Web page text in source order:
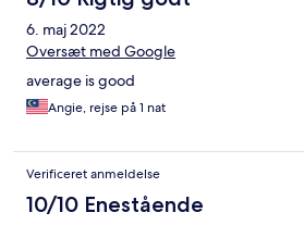
6. maj 2022
Oversæt med Google
average is good
Angie, rejse på 1 nat
Verificeret anmeldelse
10/10 Enestående